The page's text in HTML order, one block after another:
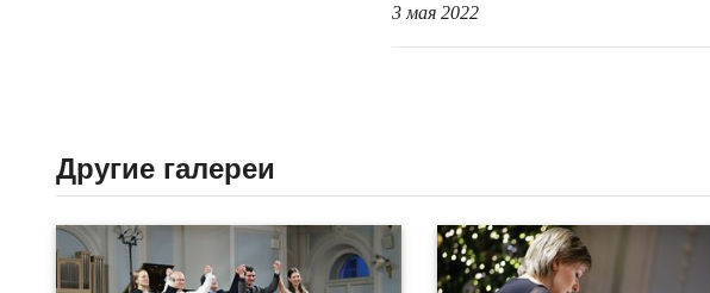
3 мая 2022
Другие галереи